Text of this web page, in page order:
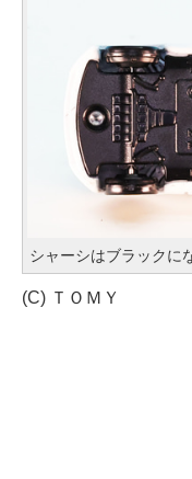
シャーシはブラックに
(C) ＴＯＭＹ